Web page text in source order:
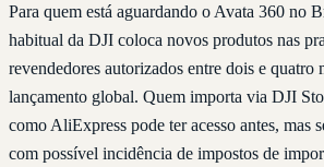
Para quem está aguardando o Avata 360 no
habitual da DJI coloca novos produtos nas
revendedores autorizados entre dois e quatro
lançamento global. Quem importa via DJI
como AliExpress pode ter acesso antes, mas
com possível incidência de impostos de